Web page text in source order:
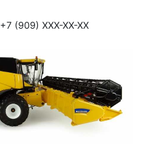
+7 (909) XXX-XX-XX